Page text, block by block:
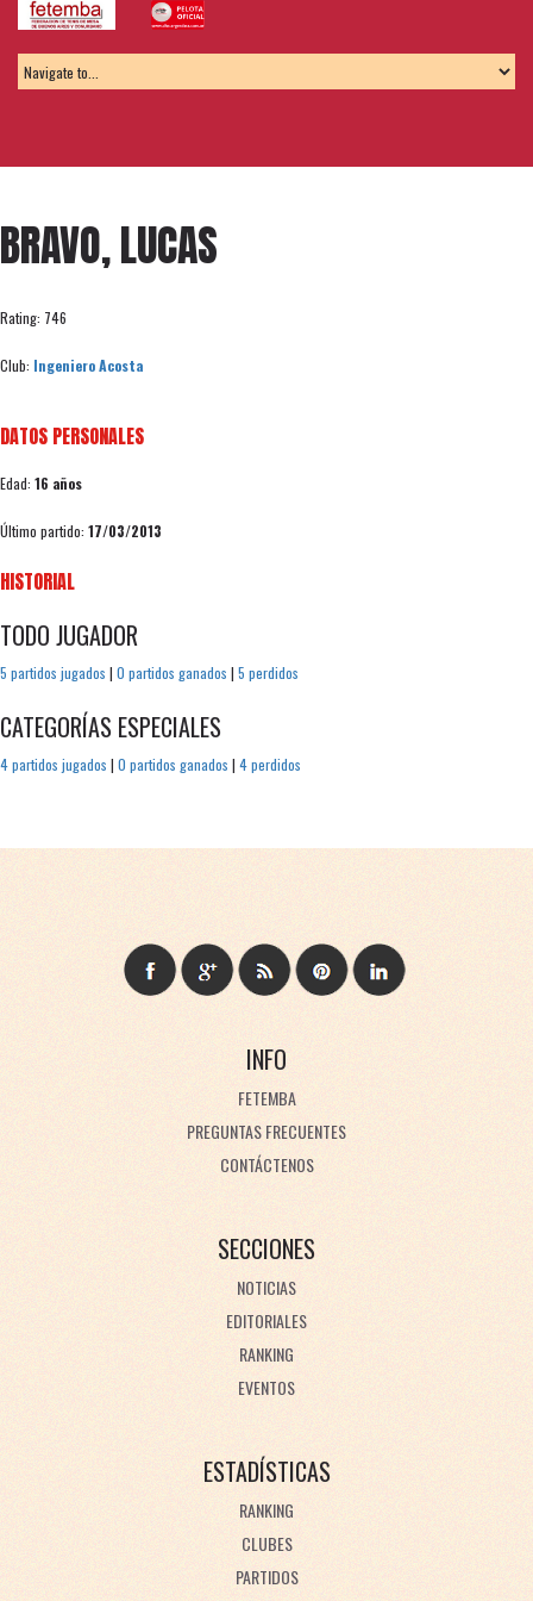
BRAVO, LUCAS
Rating: 746
Club: Ingeniero Acosta
DATOS PERSONALES
Edad: 16 años
Último partido: 17/03/2013
HISTORIAL
TODO JUGADOR
5 partidos jugados | 0 partidos ganados | 5 perdidos
CATEGORÍAS ESPECIALES
4 partidos jugados | 0 partidos ganados | 4 perdidos
INFO
FETEMBA
PREGUNTAS FRECUENTES
CONTÁCTENOS
SECCIONES
NOTICIAS
EDITORIALES
RANKING
EVENTOS
ESTADÍSTICAS
RANKING
CLUBES
PARTIDOS